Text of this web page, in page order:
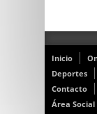
Inicio
Deportes
Contacto
Área Social